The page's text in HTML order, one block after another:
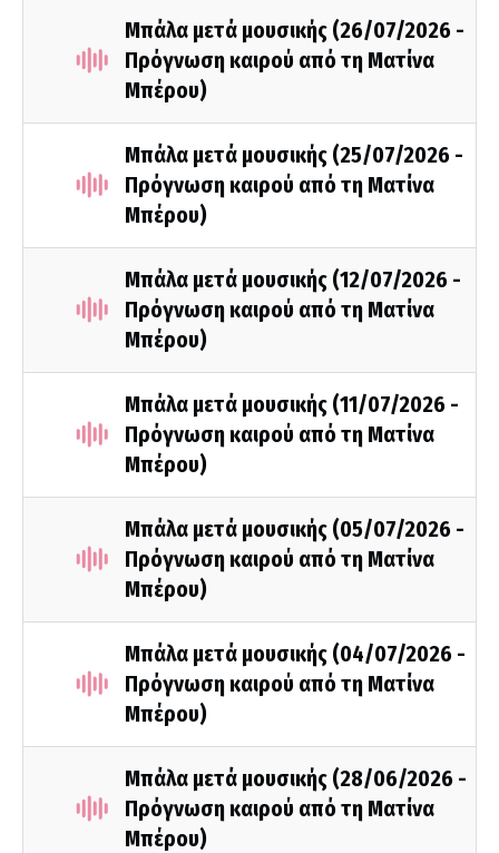
Μπάλα μετά μουσικής (26/07/2026 -
Πρόγνωση καιρού από τη Ματίνα
Μπέρου)
Μπάλα μετά μουσικής (25/07/2026 -
Πρόγνωση καιρού από τη Ματίνα
Μπέρου)
Μπάλα μετά μουσικής (12/07/2026 -
Πρόγνωση καιρού από τη Ματίνα
Μπέρου)
Μπάλα μετά μουσικής (11/07/2026 -
Πρόγνωση καιρού από τη Ματίνα
Μπέρου)
Μπάλα μετά μουσικής (05/07/2026 -
Πρόγνωση καιρού από τη Ματίνα
Μπέρου)
Μπάλα μετά μουσικής (04/07/2026 -
Πρόγνωση καιρού από τη Ματίνα
Μπέρου)
Μπάλα μετά μουσικής (28/06/2026 -
Πρόγνωση καιρού από τη Ματίνα
Μπέρου)